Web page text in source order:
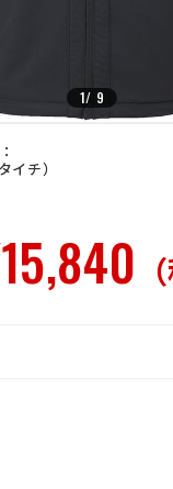
商品レビ
に対する方
1/ 9
イチ